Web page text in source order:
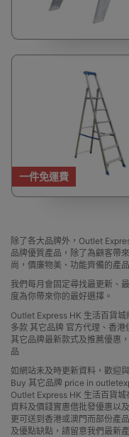
一件免運費
除了各大品牌外，Outlet
品牌優質產品，除了為顧客帶
尚，價廉物美、功能齊備的產品
我們每月會固定尋找最更新、
度為你帶來你的最好選擇。
Outlet Express HK 生活百貨
多款 其它品牌 官方代理、香
其它品牌最新款式及推薦優惠
品
如網站未及時更新資料，歡迎
Buy 其它品牌 price in
Outlet Express HK 生活百貨
資料及價錢實惠借批發優惠以
更可送到香港或澳門而部份產
及優點缺點，請留意我們最新